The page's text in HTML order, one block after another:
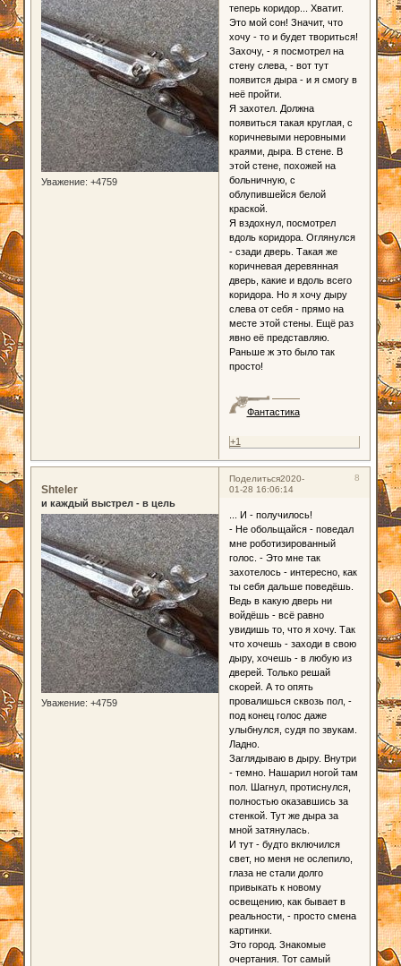
Уважение: +4759
теперь коридор... Хватит.
Это мой сон! Значит, что
хочу - то и будет твориться!
Захочу, - я посмотрел на
стену слева, - вот тут
появится дыра - и я смогу в
неё пройти.
Я захотел. Должна
появиться такая круглая, с
коричневыми неровными
краями, дыра. В стене. В
этой стене, похожей на
больничную, с
облупившейся белой
краской.
Я вздохнул, посмотрел
вдоль коридора. Оглянулся
- сзади дверь. Такая же
коричневая деревянная
дверь, какие и вдоль всего
коридора. Но я хочу дыру
слева от себя - прямо на
месте этой стены. Ещё раз
явно её представляю.
Раньше ж это было так
просто!
Фантастика
+1
Поделиться 8
2020-
01-28 16:06:14
Shteler
и каждый выстрел - в цель
Уважение: +4759
... И - получилось!
- Не обольщайся - поведал
мне роботизированный
голос. - Это мне так
захотелось - интересно, как
ты себя дальше поведёшь.
Ведь в какую дверь ни
войдёшь - всё равно
увидишь то, что я хочу. Так
что хочешь - заходи в свою
дыру, хочешь - в любую из
дверей. Только решай
скорей. А то опять
провалишься сквозь пол, -
под конец голос даже
улыбнулся, судя по звукам.
Ладно.
Заглядываю в дыру. Внутри
- темно. Нашарил ногой там
пол. Шагнул, протиснулся,
полностью оказавшись за
стенкой. Тут же дыра за
мной затянулась.
И тут - будто включился
свет, но меня не ослепило,
глаза не стали долго
привыкать к новому
освещению, как бывает в
реальности, - просто смена
картинки.
Это город. Знакомые
очертания. Тот самый